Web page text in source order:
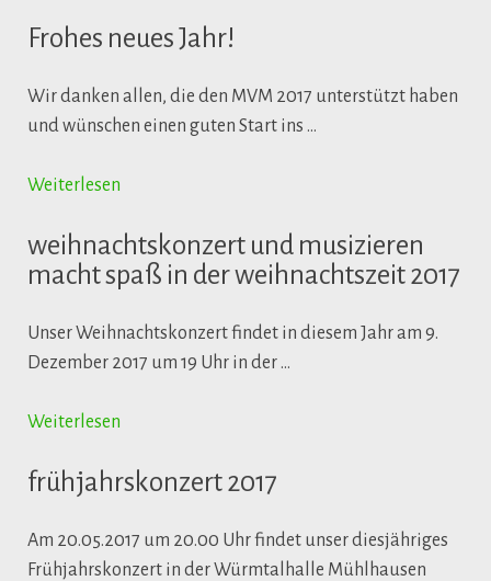
Frohes neues Jahr!
Wir danken allen, die den MVM 2017 unterstützt haben
und wünschen einen guten Start ins …
Weiterlesen
weihnachtskonzert und musizieren
macht spaß in der weihnachtszeit 2017
Unser Weihnachtskonzert findet in diesem Jahr am 9.
Dezember 2017 um 19 Uhr in der …
Weiterlesen
frühjahrskonzert 2017
Am 20.05.2017 um 20.00 Uhr findet unser diesjähriges
Frühjahrskonzert in der Würmtalhalle Mühlhausen